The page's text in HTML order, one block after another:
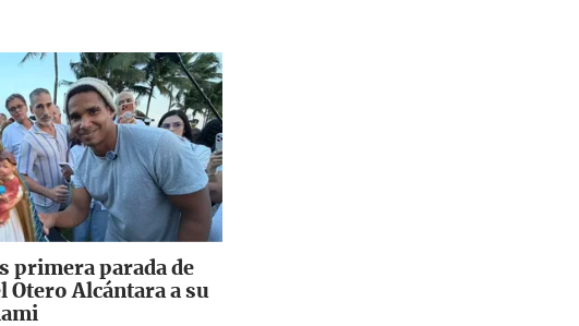
primera parada de
Otero Alcántara a su